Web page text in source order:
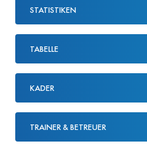
STATISTIKEN
TABELLE
KADER
TRAINER & BETREUER